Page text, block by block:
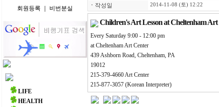
회원등록
비번분실
주요 메뉴
LIFE
HEALTH
ㆍ 작성일 2014-11-08 (토) 12:22
Children's Art Lesson at Cheltenham
Every Saturday 9:00 - 12:00 pm
at Cheltenham Art Center
439 Ashborn Road, Cheltenham, PA
19012
215-379-4660 Art Center
215-877-3057 (Korean Interpreter)